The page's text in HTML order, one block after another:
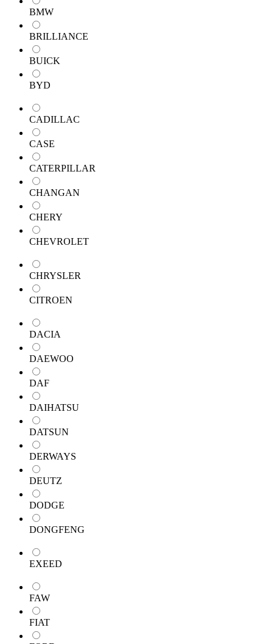
BMW
BRILLIANCE
BUICK
BYD
CADILLAC
CASE
CATERPILLAR
CHANGAN
CHERY
CHEVROLET
CHRYSLER
CITROEN
DACIA
DAEWOO
DAF
DAIHATSU
DATSUN
DERWAYS
DEUTZ
DODGE
DONGFENG
EXEED
FAW
FIAT